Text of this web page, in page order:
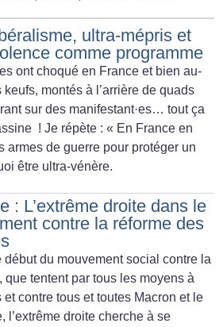
ultra-mépris et
comme programme
ont choquéen France et bien au-
keufs, montés à l’arrière de quads
sur des manifestant·es… tout ça
! Je répète : « En France en
armes de guerre pour protéger un
être ultra-vénère.
: L’extrême droite dans le
contre la réforme des
début du mouvement social contre la
que tentent par tous les moyens à
contre tous et toutes Macron et le
l’extrême droite cherche à se